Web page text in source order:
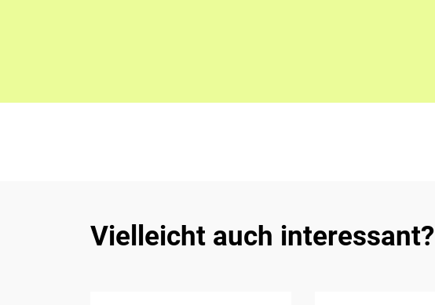
Vielleicht auch interessant?